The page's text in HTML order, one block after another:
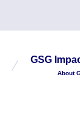
GSG
About